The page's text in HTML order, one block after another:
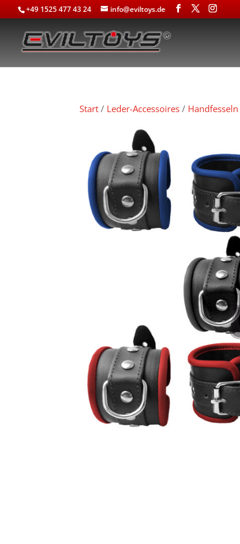
+49 1525 477 43 24 info@eviltoys.de
Start / Leder-Accessoires / Handfesseln